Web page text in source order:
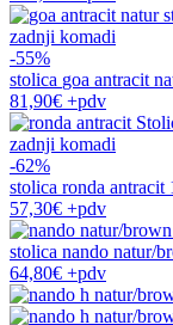
zadnji komadi
-55%
stolica goa antracit
81,90€ +pdv
zadnji komadi
-62%
stolica ronda antracit
57,30€ +pdv
stolica nando natur/
64,80€ +pdv